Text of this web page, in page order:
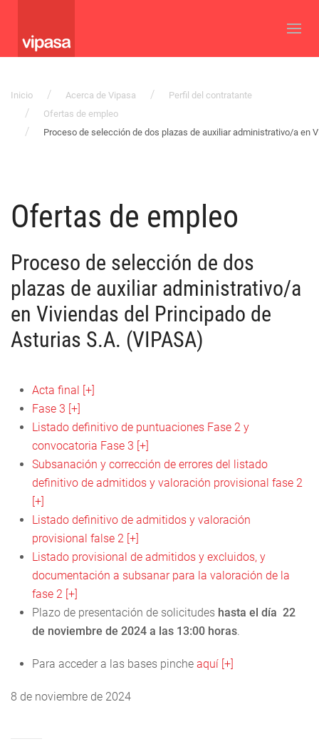
Inicio Acerca de Vipasa
Perfil del contratante
Ofertas de empleo
Proceso de selección de dos plazas de auxiliar administrativo/a en
Ofertas de empleo
Proceso de selección de dos
plazas de auxiliar administrativo/a
en Viviendas del Principado de
Asturias S.A. (VIPASA)
Acta final [+]
Fase 3 [+]
Listado definitivo de puntuaciones Fase 2 y
convocatoria Fase 3 [+]
Subsanación y corrección de errores del listado
definitivo de admitidos y valoración provisional fase 2
[+]
Listado definitivo de admitidos y valoración
provisional false 2 [+]
Listado provisional de admitidos y excluidos, y
documentación a subsanar para la valoración de la
fase 2 [+]
Plazo de presentación de solicitudes hasta el día 22
de noviembre de 2024 a las 13:00 horas.
Para acceder a las bases pinche aquí [+]
8 de noviembre de 2024